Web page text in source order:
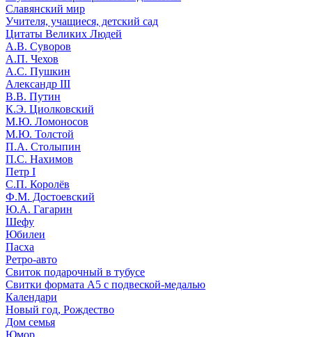
Славянский мир
Учителя, учащиеся, детский сад
Цитаты Великих Людей
А.В. Суворов
А.П. Чехов
А.С. Пушкин
Александр III
В.В. Путин
К.Э. Циолковский
М.Ю. Ломоносов
М.Ю. Толстой
П.А. Столыпин
П.С. Нахимов
Петр I
С.П. Королёв
Ф.М. Достоевский
Ю.А. Гагарин
Шефу
Юбилеи
Пасха
Ретро-авто
Свиток подарочный в тубусе
Свитки формата А5 с подвеской-медалью
Календари
Новый год, Рождество
Дом семья
Юмор